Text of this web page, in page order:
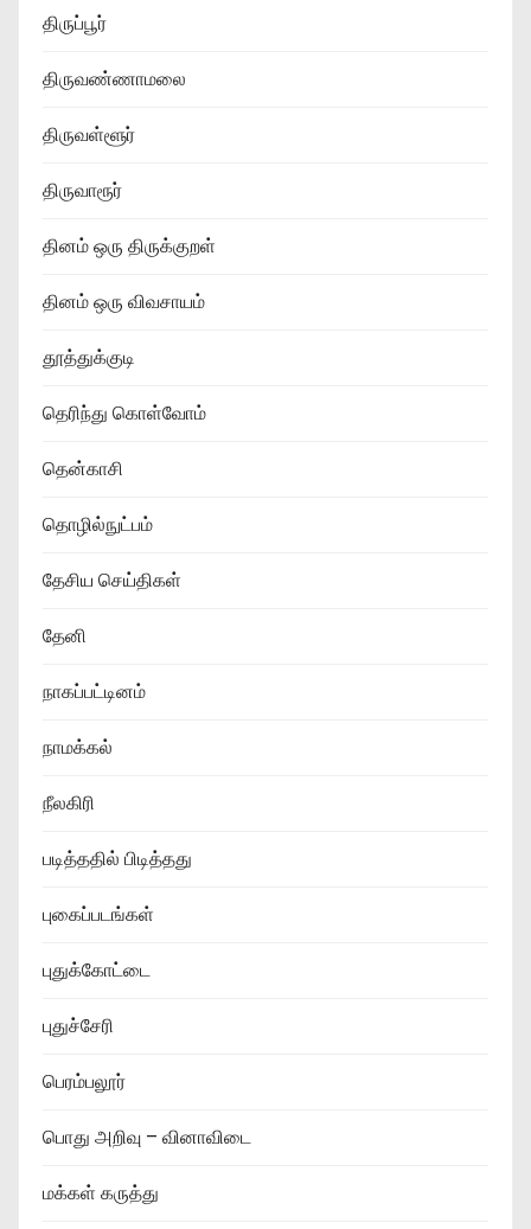
திருப்பூர்
திருவண்ணாமலை
திருவள்ளூர்
திருவாரூர்
தினம் ஒரு திருக்குறள்
தினம் ஒரு விவசாயம்
தூத்துக்குடி
தெரிந்து கொள்வோம்
தென்காசி
தொழில்நுட்பம்
தேசிய செய்திகள்
தேனி
நாகப்பட்டினம்
நாமக்கல்
நீலகிரி
படித்ததில் பிடித்தது
புகைப்படங்கள்
புதுக்கோட்டை
புதுச்சேரி
பெரம்பலூர்
பொது அறிவு – வினாவிடை
மக்கள் கருத்து